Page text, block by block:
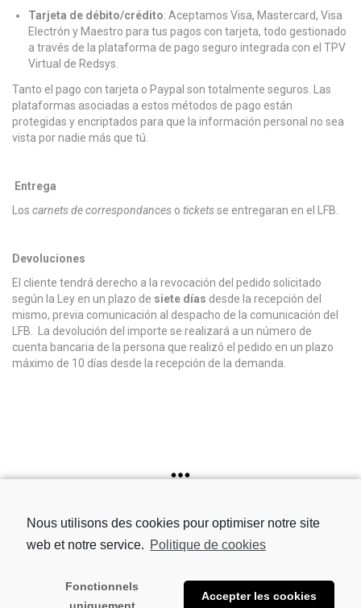
Nous utilisons des cookies pour optimiser notre site
web et notre service. Politique de cookies
Fonctionnels
Accepter les cookies
Tarjeta de débito/crédito: Aceptamos Visa, Mastercard, Visa
Electrón y Maestro para tus pagos con tarjeta, todo gestionado
a través de la plataforma de pago seguro integrada con el TPV
Virtual de Redsys.
Tanto el pago con tarjeta o Paypal son totalmente seguros. Las
plataformas asociadas a estos métodos de pago están
protegidas y encriptados para que la información personal no sea
vista por nadie más que tú.
Entrega
Los carnets de correspondances o ticketsse entregaran en el LFB.
Devoluciones
El cliente tendrá derecho a la revocación del pedido solicitado
según la Ley en un plazo de siete días desde la recepción del
mismo, previa comunicación al despacho de la comunicación del
LFB. La devolución del importe se realizará a un número de
cuenta bancaria de la persona que realizó el pedido en un plazo
máximo de 10 días desde la recepción de la demanda.
Términos y condiciones